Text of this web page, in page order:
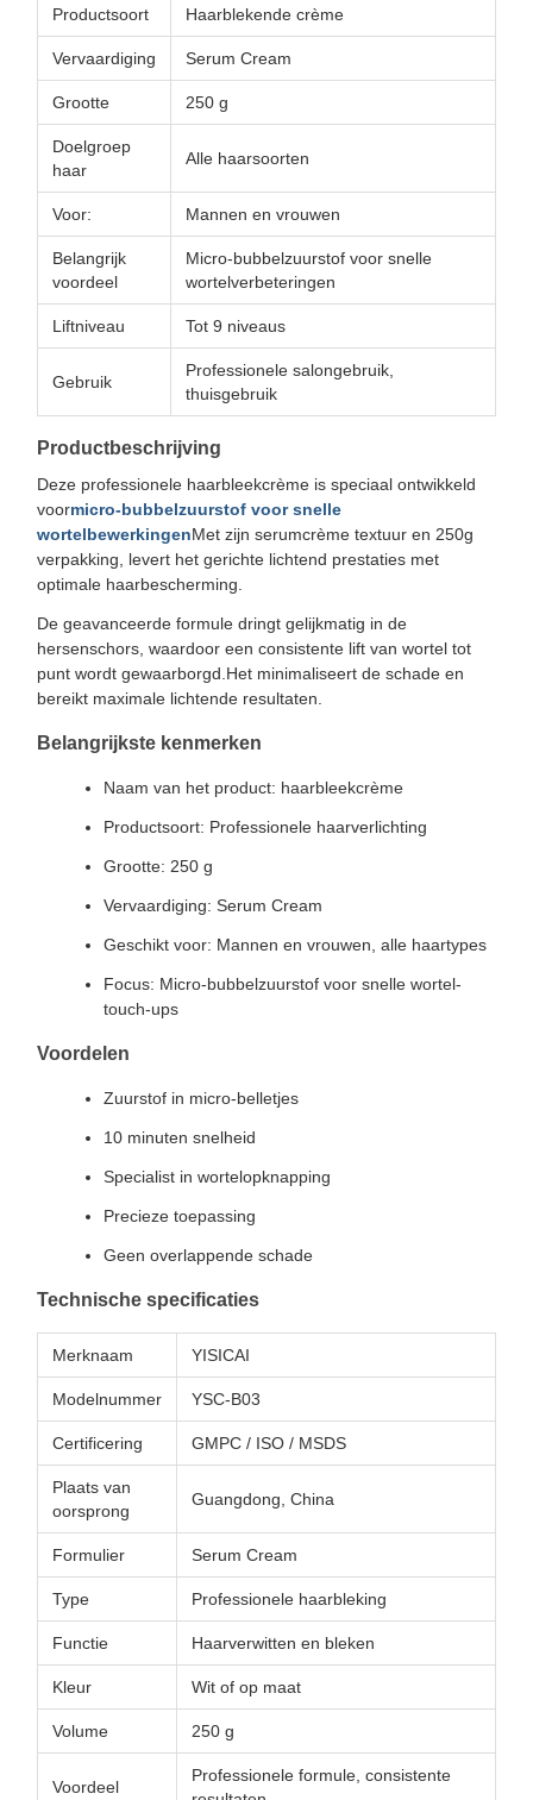
Productsoort Haarblekende crème
Vervaardiging Serum Cream
Grootte 250 g
Doelgroep
haar
Alle haarsoorten
Voor: Mannen en vrouwen
Belangrijk
voordeel
Micro-bubbelzuurstof voor snelle
wortelverbeteringen
Liftniveau Tot 9 niveaus
Gebruik
Professionele salongebruik,
thuisgebruik
Productbeschrijving
Deze professionele haarbleekcrème is speciaal ontwikkeld
voormicro-bubbelzuurstof voor snelle
wortelbewerkingenMet zijn serumcrème textuur en 250g
verpakking, levert het gerichte lichtend prestaties met
optimale haarbescherming.
De geavanceerde formule dringt gelijkmatig in de
hersenschors, waardoor een consistente lift van wortel tot
punt wordt gewaarborgd.Het minimaliseert de schade en
bereikt maximale lichtende resultaten.
Belangrijkste kenmerken
Naam van het product: haarbleekcrème
Productsoort: Professionele haarverlichting
Grootte: 250 g
Vervaardiging: Serum Cream
Geschikt voor: Mannen en vrouwen, alle haartypes
Focus: Micro-bubbelzuurstof voor snelle wortel-
touch-ups
Voordelen
Zuurstof in micro-belletjes
10 minuten snelheid
Specialist in wortelopknapping
Precieze toepassing
Geen overlappende schade
Technische specificaties
Merknaam YISICAI
Modelnummer YSC-B03
Certificering GMPC / ISO / MSDS
Plaats van
oorsprong
Guangdong, China
Formulier Serum Cream
Type Professionele haarbleking
Functie Haarverwitten en bleken
Kleur Wit of op maat
Volume 250 g
Voordeel
Professionele formule, consistente